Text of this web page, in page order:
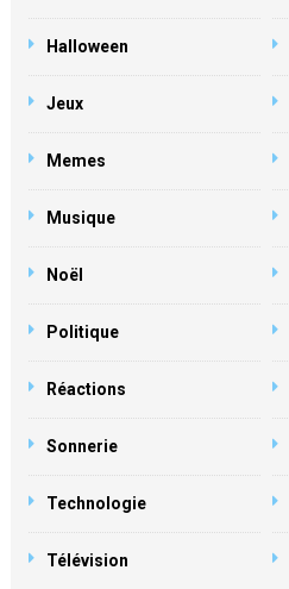
Halloween
Jeux
Memes
Musique
Noël
Politique
Réactions
Sonnerie
Technologie
Télévision